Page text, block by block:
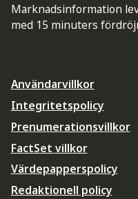
Marknadsinformation
med 15 minuters
Användarvillkor
Integritetspolicy
Prenumerationsvillkor
FactSet villkor
Värdepapperspolicy
Redaktionell policy